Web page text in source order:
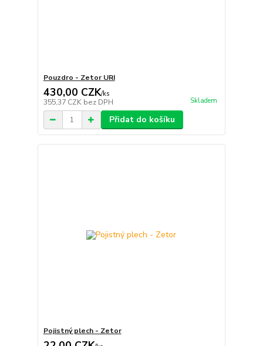
Pouzdro - Zetor URI
430,00 CZK/ks
355,37 CZK bez DPH Skladem
Přidat do košíku
Pojistný plech - Zetor